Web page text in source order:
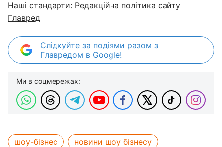
Наші стандарти: Редакційна політика сайту
Главред
Слідкуйте за подіями разом з
Главредом в Google!
Ми в соцмережах:
шоу-бізнес
новини шоу бізнесу